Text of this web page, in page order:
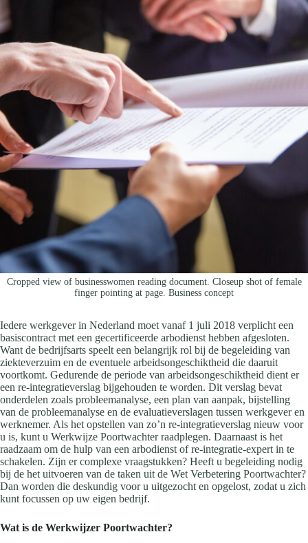
Cropped view of businesswomen reading document. Closeup shot of female
finger pointing at page. Business concept
Iedere werkgever in Nederland moet vanaf 1 juli 2018 verplicht een
basiscontract met een gecertificeerde arbodienst hebben afgesloten.
Want de bedrijfsarts speelt een belangrijk rol bij de begeleiding van
ziekteverzuim en de eventuele arbeidsongeschiktheid die daaruit
voortkomt. Gedurende de periode van arbeidsongeschiktheid dient er
een re-integratieverslag bijgehouden te worden. Dit verslag bevat
onderdelen zoals probleemanalyse, een plan van aanpak, bijstelling
van de probleemanalyse en de evaluatieverslagen tussen werkgever en
werknemer. Als het opstellen van zo’n re-integratieverslag nieuw voor
u is, kunt u Werkwijze Poortwachter raadplegen. Daarnaast is het
raadzaam om de hulp van een arbodienst of re-integratie-expert in te
schakelen. Zijn er complexe vraagstukken? Heeft u begeleiding nodig
bij de het uitvoeren van de taken uit de Wet Verbetering Poortwachter?
Dan worden die deskundig voor u uitgezocht en opgelost, zodat u zich
kunt focussen op uw eigen bedrijf.
Wat is de Werkwijzer Poortwachter?